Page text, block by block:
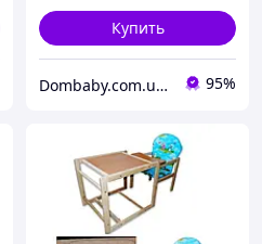
Купить
Dombaby.com.ua - интернет магазин детских товаров 95%